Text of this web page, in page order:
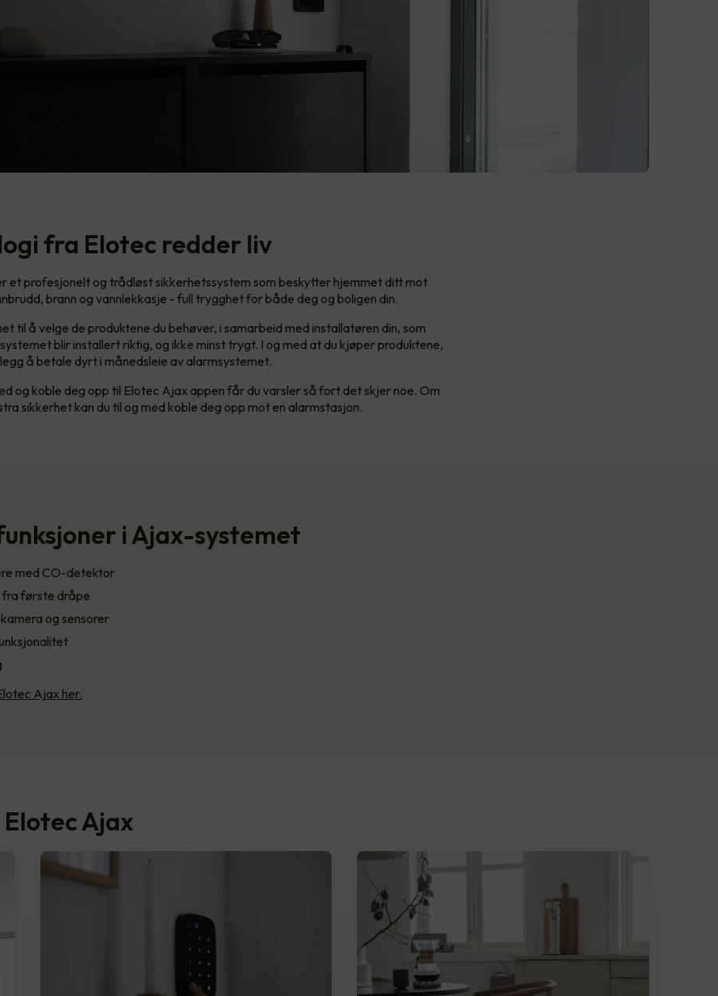
fra Elotec redder liv
et profesjonelt og trådløst sikkerhetssystem som beskytter hjemmet ditt mot
brann og vannlekkasje - full trygghet for både deg og boligen din.
til å velge de produktene du behøver, i samarbeid med installatøren din, som
blir installert riktig, og ikke minst trygt. I og med at du kjøper produktene,
å betale dyrt i månedsleie av alarmsystemet.
og koble deg opp til Elotec Ajax appen får du varsler så fort det skjer noe. Om
sikkerhet kan du til og med koble deg opp mot en alarmstasjon.
i Ajax-systemet
med CO-detektor
fra første dråpe
og sensorer
Ajax her.
Ajax